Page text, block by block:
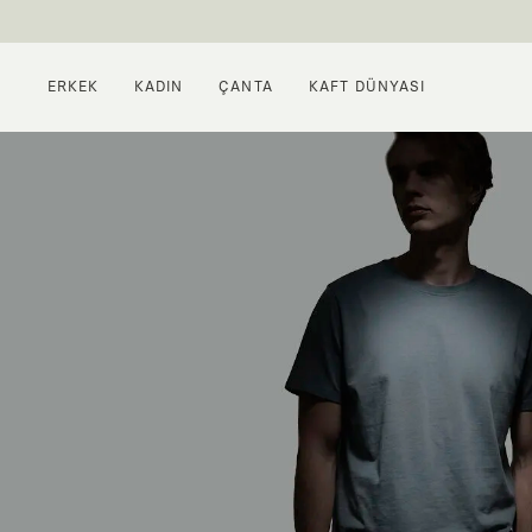
ERKEK KADIN ÇANTA KAFT DÜNYASI